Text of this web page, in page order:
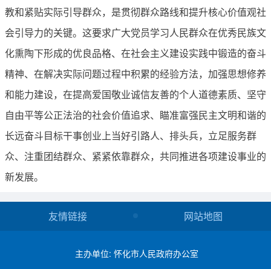
教和紧贴实际引导群众，是贯彻群众路线和提升核心价值观社
会引导力的关键。这要求广大党员学习人民群众在优秀民族文
化熏陶下形成的优良品格、在社会主义建设实践中锻造的奋斗
精神、在解决实际问题过程中积累的经验方法，加强思想修养
和能力建设，在提高爱国敬业诚信友善的个人道德素质、坚守
自由平等公正法治的社会价值追求、瞄准富强民主文明和谐的
长远奋斗目标干事创业上当好引路人、排头兵，立足服务群
众、注重团结群众、紧紧依靠群众，共同推进各项建设事业的
新发展。
友情链接 网站地图
主办单位: 怀化市人民政府办公室